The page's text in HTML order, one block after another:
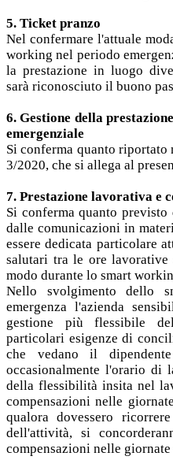
5. Ticket pranzo
Nel confermare l'attuale
working nel periodo
la prestazione in luogo
sarà riconosciuto il buono
6. Gestione della
emergenziale
Si conferma quanto riportato
3/2020, che si allega al
7. Prestazione lavorativa e
Si conferma quanto previsto
dalle comunicazioni in
essere dedicata particolare
salutari tra le ore
modo durante lo smart
Nello svolgimento dello
emergenza l'azienda
gestione più flessibile
particolari esigenze di
che vedano il
occasionalmente l'orario di
della flessibilità insita nel
compensazioni nelle
qualora dovessero
dell'attività, si
compensazioni nelle giornate